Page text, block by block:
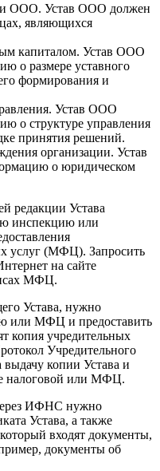
ООО. Устав ООО должен
являющихся
капиталом. Устав ООО
о размере уставного
формирования и
Устав ООО
о структуре управления
принятия решений.
организации. Устав
о юридическом
редакции Устава
инспекцию или
услуг (МФЦ). Запросить
на сайте
МФЦ.
Устава, нужно
или МФЦ и предоставить
копия учредительных
Учредительного
выдачу копии Устава и
налоговой или МФЦ.
ИФНС нужно
Устава, а также
входят документы,
документы об